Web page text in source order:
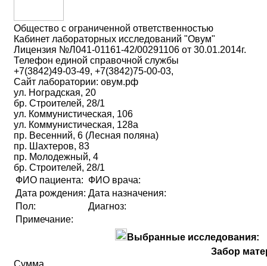
Общество с ограниченной ответственностью
Кабинет лабораторных исследований "Овум"
Лицензия №Л041-01161-42/00291106 от 30.01.2014г.
Телефон единой справочной службы
+7(3842)49-03-49, +7(3842)75-00-03,
Сайт лаборатории: овум.рф
ул. Ноградская, 20
бр. Строителей, 28/1
ул. Коммунистическая, 106
ул. Коммунистическая, 128а
пр. Весенний, 6 (Лесная поляна)
пр. Шахтеров, 83
пр. Молодежный, 4
бр. Строителей, 28/1
ФИО пациента: ФИО врача:
Дата рождения: Дата назначения:
Пол:
Диагноз:
Примечание:
Выбранные исследования:
Забор
Сумма